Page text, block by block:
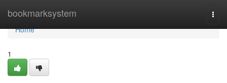
bookmarksystem
Home
Home
1